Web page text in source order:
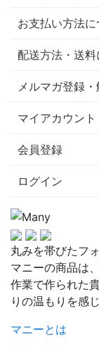
お支払い方法に
配送方法・送料
メルマガ登録・
マイアカウント
会員登録
ログイン
丸みを帯びたフ
マニーの商品は
作業で作られた
りの温もりを感
マニーとは